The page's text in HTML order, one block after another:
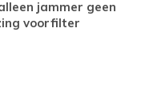
voorfilter